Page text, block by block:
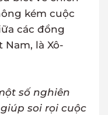
kém cuộc
các đồng
Nam, là Xô-
số nghiên
soi rọi cuộc